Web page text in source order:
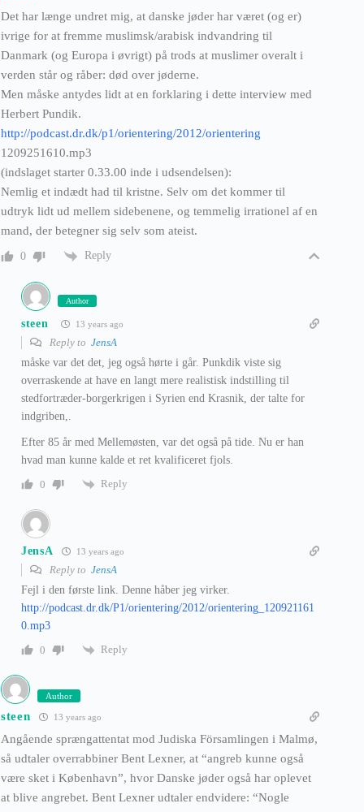
Det har længe undret mig, at danske jøder har været (og er)
ivrige for at fremme muslimsk/arabisk indvandring til
Danmark (og Europa i øvrigt) på trods at muslimer overalt i
verden står og råber: død over jøderne.
Men måske antydes lidt at en forklaring i dette interview med
Herbert Pundik.
http://podcast.dr.dk/p1/orientering/2012/orientering
1209251610.mp3
(indslaget starter 0.33.00 inde i udsendelsen):
Nemlig et indædt had til kristne. Selv om det kommer til
udtryk lidt ud mellem sidebenene, og temmelig irrationel af en
mand, der betegner sig selv som ateist.
0 Reply
Author
steen 13 years ago
Reply to JensA
måske var det det, jeg også hørte i går. Punkdik viste sig
overraskende at have en langt mere realistisk indstilling til
stedfortræder-borgerkrigen i Syrien end Krasnik, der talte for
indgriben,.
Efter 85 år med Mellemøsten, var det også på tide. Nu er han
hvad man kunne kalde et ret kvalificeret fjols.
0
Reply
JensA 13 years ago
Reply to JensA
Fejl i den første link. Denne håber jeg virker.
http://podcast.dr.dk/P1/orientering/2012/orientering_120921161
0.mp3
0
Reply
Author
steen 13 years ago
Angående sprængattentat mod Judiska Församlingen i Malmø,
så udtaler overrabbiner Bent Lexner, at “angreb kunne også
være sket i København”, hvor Danske jøder også har oplevet
at blive angrebet. Bent Lexner udtaler endvidere: “Nogle